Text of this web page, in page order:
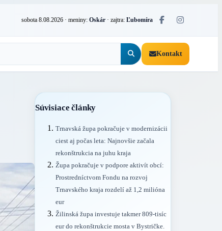
sobota 8.08.2026 · meniny: Oskár · zajtra: Ľubomíra
Kontakt
Súvisiace články
Trnavská župa pokračuje v modernizácii
ciest aj počas leta: Najnovšie začala
rekonštrukcia na juhu kraja
Župa pokračuje v podpore aktivít obcí:
Prostredníctvom Fondu na rozvoj
Trnavského kraja rozdelí až 1,2 milióna
eur
Žilinská župa investuje takmer 809-tisíc
eur do rekonštrukcie mosta v Bystričke.